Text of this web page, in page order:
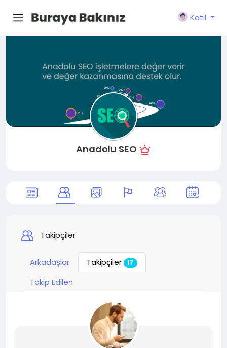
Katıl
Anadolu SEO
Takipçiler
Arkadaşlar Takipçiler 17
Takip Edilen